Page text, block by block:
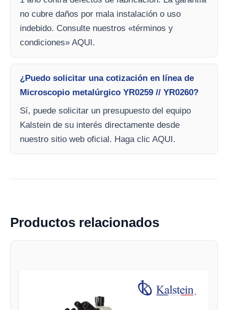
no cubre daños por mala instalación o uso
indebido. Consulte nuestros «términos y
condiciones» AQUI.
¿Puedo solicitar una cotización en línea de
Microscopio metalúrgico YR0259 // YR0260?
Sí, puede solicitar un presupuesto del equipo
Kalstein de su interés directamente desde
nuestro sitio web oficial. Haga clic AQUI.
Productos relacionados